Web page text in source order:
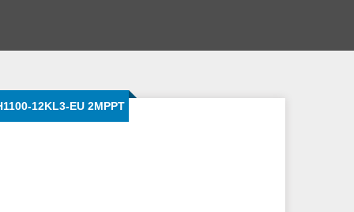
12KL3-EU 2MPPT